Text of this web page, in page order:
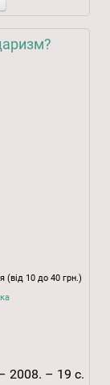
(від 10 до 40 грн.)
2008. – 19 с.